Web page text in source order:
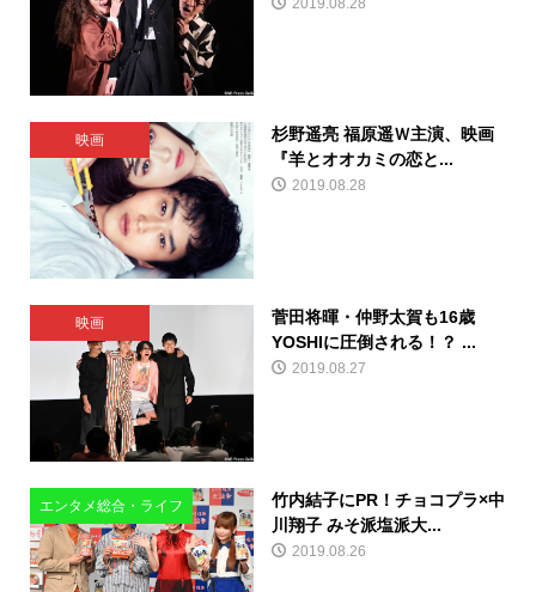
映画
杉野遥亮 福原遥Ｗ主演、映画
『羊とオオカミの恋と...
2019.08.28
映画
菅田将暉・仲野太賀も16歳
YOSHIに圧倒される！？ ...
2019.08.27
エンタメ総合・ライフ
竹内結子にPR！チョコプラ×中
川翔子 みそ派塩派大...
2019.08.26